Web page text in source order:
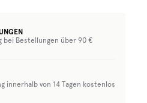
bei Bestellungen über 90 €
innerhalb von 14 Tagen kostenlos